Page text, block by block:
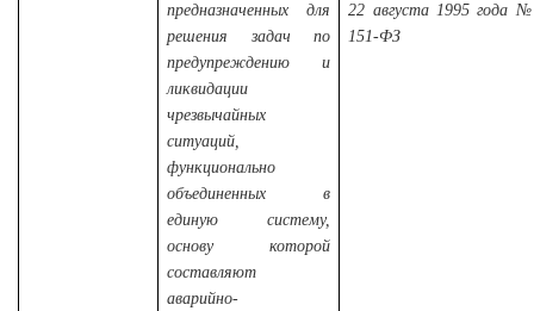
предназначенных для
решения задач по
предупреждению и
ликвидации
чрезвычайных
ситуаций,
функционально
объединенных в
единую систему,
основу которой
составляют
аварийно-
22 августа 1995 года№
151-ФЗ